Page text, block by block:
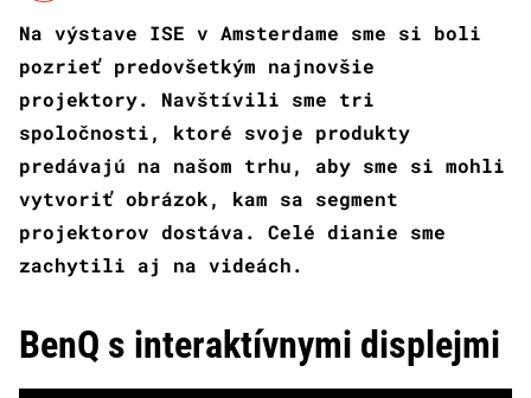
Na výstave ISE v Amsterdame sme si boli
pozrieť predovšetkým najnovšie
projektory. Navštívili sme tri
spoločnosti, ktoré svoje produkty
predávajú na našom trhu, aby sme si mohli
vytvoriť obrázok, kam sa segment
projektorov dostáva. Celé dianie sme
zachytili aj na videách.
BenQ s interaktívnymi displejmi